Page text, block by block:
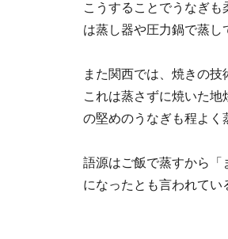
こうすることでうなぎ
は蒸し器や圧力鍋で蒸し
また関西では、焼きの技
これは蒸さずに焼いた
の堅めのうなぎも程よく
語源はご飯で蒸すから「
になったとも言われてい